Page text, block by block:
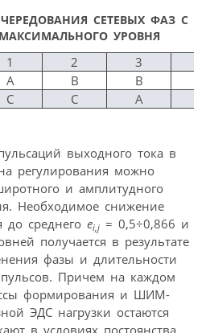
СЕТЕВЫХ ФАЗ С
МАКСИМАЛЬНОГО УРОВНЯ
1 2 3
A B B
C C A
выходного тока в
регулирования можно
и амплитудного
Необходимое снижение
до среднего ei,j = 0,5÷0,866 и
получается в результате
фазы и длительности
Причем на каждом
формирования и ШИМ-
ЭДС нагрузки остаются